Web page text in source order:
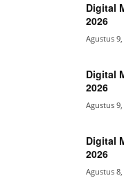
Digital
2026
Agustus 9,
Digital
2026
Agustus 9,
Digital
2026
Agustus 8,